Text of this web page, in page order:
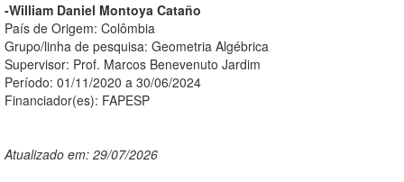
-William Daniel Montoya Cataño
País de Origem: Colômbia
Grupo/linha de pesquisa: Geometria Algébrica
Supervisor: Prof. Marcos Benevenuto Jardim
Período: 01/11/2020 a 30/06/2024
Financiador(es): FAPESP
Atualizado em: 29/07/2026